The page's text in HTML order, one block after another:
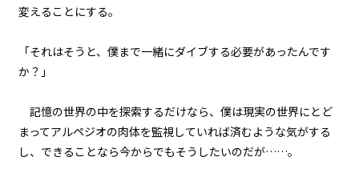
『Serial killer（連続殺人鬼）』
＜１６＞
『Serial killer（連続殺人鬼）』
＜１７＞
変えることにする。
「それはそうと、僕まで一緒にダイブする必要があったんです
か？」
記憶の世界の中を探索するだけなら、僕は現実の世界にとど
まってアルペジオの肉体を監視していれば済むような気がする
し、できることなら今からでもそうしたいのだが……。